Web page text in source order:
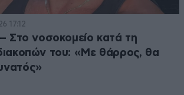
17:12
– Στο νοσοκομείο κατά τη
του: «Με θάρρος, θα